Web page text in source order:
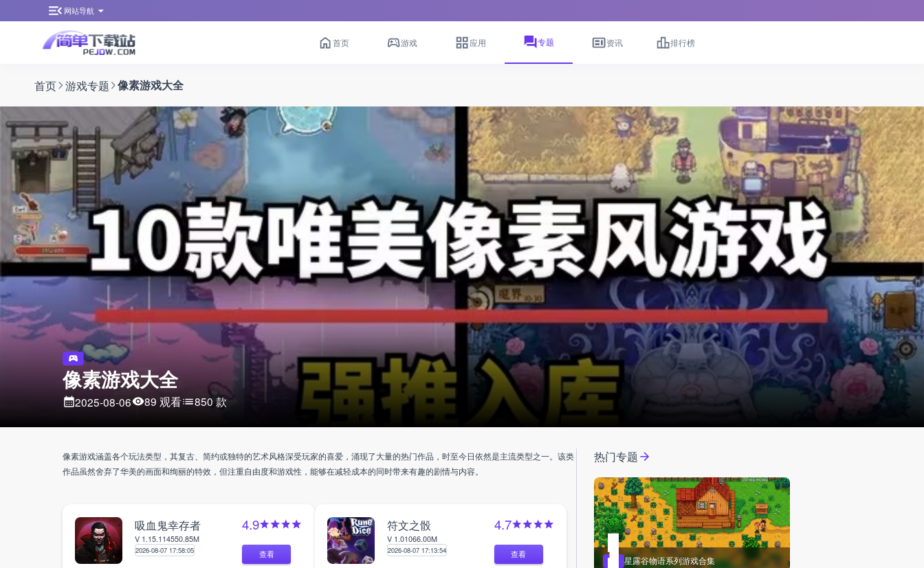
网站导航
首页 游戏 应用 专题 资讯 排行榜
首页 游戏专题 像素游戏大全
像素游戏大全
2025-08-06 89 观看 850 款
像素游戏涵盖各个玩法类型，其复古、简约或独特的艺术风格‌深受玩家的喜爱，涌现了大量的热门作品，时至今日依然是主流类型之一。该类
作品虽然舍弃了华美的画面和绚丽的特效，但注重自由度和游戏性，能够在减轻成本的同时带来有趣的剧情与内容。
吸血鬼幸存者
V 1.15.114550.85M
2026-08-07 17:58:05
4.9
查看
符文之骰
V 1.01066.00M
2026-08-07 17:13:54
4.7
查看
热门专题
星露谷物语系列游戏合集